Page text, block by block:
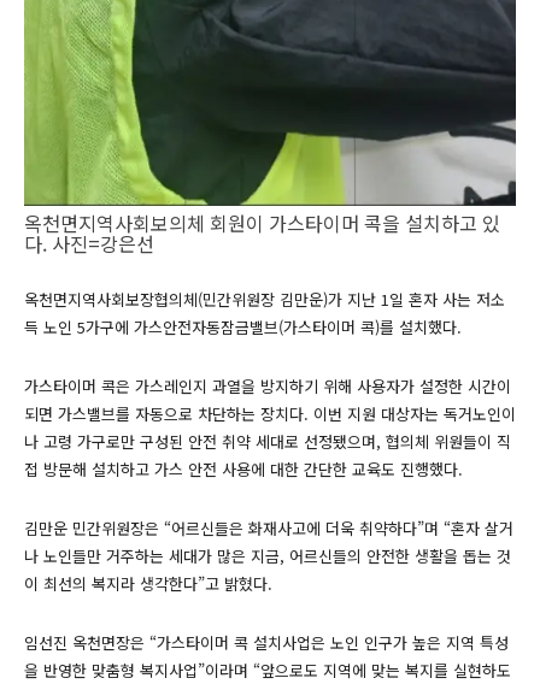
옥천면지역사회보의체 회원이 가스타이머 콕을 설치하고 있
다. 사진=강은선
옥천면지역사회보장협의체(민간위원장 김만운)가 지난 1일 혼자 사는 저소
득 노인 5가구에 가스안전자동잠금밸브(가스타이머 콕)를 설치했다.
가스타이머 콕은 가스레인지 과열을 방지하기 위해 사용자가 설정한 시간이
되면 가스밸브를 자동으로 차단하는 장치다. 이번 지원 대상자는 독거노인이
나 고령 가구로만 구성된 안전 취약 세대로 선정됐으며, 협의체 위원들이 직
접 방문해 설치하고 가스 안전 사용에 대한 간단한 교육도 진행했다.
김만운 민간위원장은 “어르신들은 화재사고에 더욱 취약하다”며 “혼자 살거
나 노인들만 거주하는 세대가 많은 지금, 어르신들의 안전한 생활을 돕는 것
이 최선의 복지라 생각한다”고 밝혔다.
임선진 옥천면장은 “가스타이머 콕 설치사업은 노인 인구가 높은 지역 특성
을 반영한 맞춤형 복지사업”이라며 “앞으로도 지역에 맞는 복지를 실현하도